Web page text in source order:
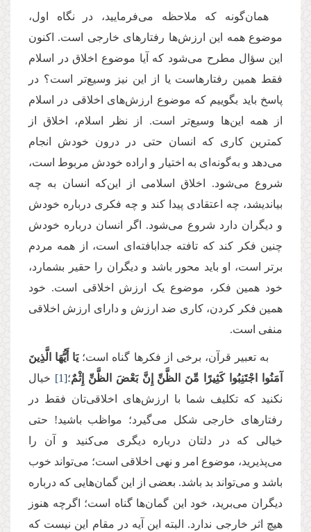
همان‌گونه که ملاحظه می‌فرمایید، در نگاه اول،
موضوع همه این ارزش‌ها رفتارهای خارجی است. اکنون
این سؤال مطرح می‌شود که آیا موضوع اخلاق در اسلام
فقط همین رفتارهاست یا از این نیز وسیع‌تر است؟ در
پاسخ باید بگوییم که موضوع ارزش‌های اخلاقی در اسلام
از همه این‌ها وسیع‌تر است. از نظر اسلام، اخلاق از
کمترین کاری که انسان حتی در درون خودش انجام
می‌دهد و به‌گونه‌ای به اختیار و اراده خودش مربوط است،
شروع می‌شود. اخلاق اسلامی از این‌که انسان به چه
بیاندیشد، چه اعتقادی پیدا کند و چه فکری درباره خودش
و دیگران دارد شروع می‌شود. اگر انسان درباره خودش
چنین فکر کند که تافته جدابافته‌ای است، از همه مردم
برتر است، او باید محور باشد و دیگران را حقیر بشمارد،
خود همین فکر، موضوع یک ارزش اخلاقی است. خود
همین فکر کردن، کاری ضد ارزش و دارای ارزش اخلاقی
منفی است.
به تعبیر قرآن، برخی از فکرها گناه است؛یَا أَیُّهَا الَّذِینَ
آمَنُوا اجْتَنِبُوا كَثِیرًا مِّنَ الظَّنِّ إِنَّ بَعْضَ الظَّنِّ إِثْمٌ؛[1] خیال
نکنید که تکلیف شما با ارزش‌های اخلاقی‌تان فقط در
رفتارهای خارجی شکل می‌گیرد؛ مواظب باشید! حتی
خیالی که در دلتان درباره دیگری می‌کنید و آن را
می‌پذیرید، موضوع امر و نهی اخلاقی است؛ می‌تواند خوب
باشد و می‌تواند بد باشد. بعضی از این گمان‌هایی که درباره
دیگران می‌برید، خود این گمان‌ها گناه است؛ اگرچه هنوز
هیچ اثر خارجی ندارد. البته این آیه در مقام این نیست که